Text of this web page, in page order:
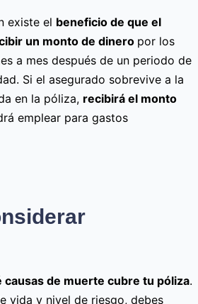
existe el beneficio de que el
un monto de dinero por los
a mes después de un periodo de
Si el asegurado sobrevive a la
en la póliza, recibirá el monto
emplear para gastos
de muerte cubre tu póliza.
vida y nivel de riesgo, debes